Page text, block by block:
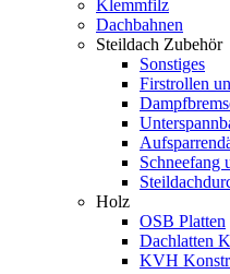
Klemmfilz
Dachbahnen
Steildach Zubehör
Sonstiges
Firstrollen
Schneefang
Holz
OSB Platten
Dachlatten
KVH